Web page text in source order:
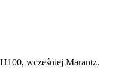
wcześniej Marantz.